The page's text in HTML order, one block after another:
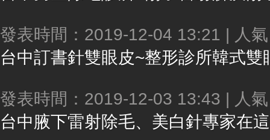
發表時間：2019-12-04 13:21 | 人
台中訂書針雙眼皮~整形診所韓式雙眼皮＊縫
發表時間：2019-12-03 13:43 | 人
台中腋下雷射除毛、美白針專家在這裡★